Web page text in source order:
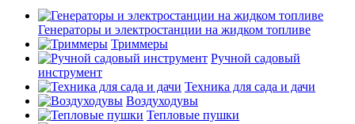
Генераторы и электростанции на жидком топливе
Триммеры
Ручной садовый
инструмент
Техника для сада и дачи
Воздуходувы
Тепловые пушки